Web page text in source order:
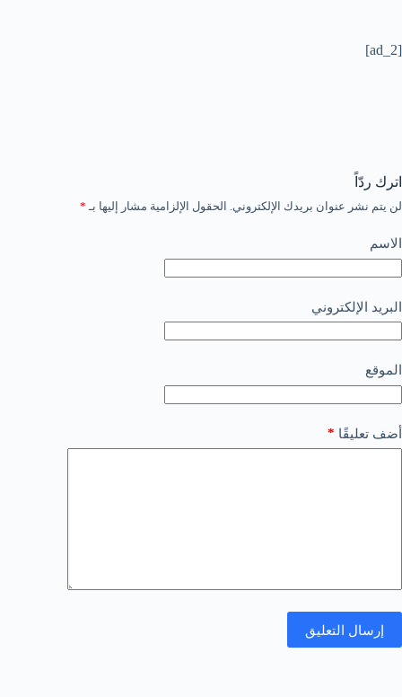
[ad_2]
اترك ردّاً
لن يتم نشر عنوان بريدك الإلكتروني. الحقول الإلزامية مشار إليها بـ *
الاسم
البريد الإلكتروني
الموقع
أضف تعليقًا *
إرسال التعليق